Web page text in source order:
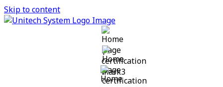
Skip to content